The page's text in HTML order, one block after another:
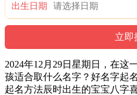
出生日期
2024年12月29日星期日，在这
孩适合取什么名字？好名字起
起名方法辰时出生的宝宝八字